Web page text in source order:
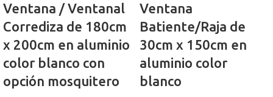
Ventana / Ventanal
Corrediza de 180cm
x 200cm en aluminio
color blanco con
opción mosquitero
Ventana
Batiente/Raja de
30cm x 150cm en
aluminio color
blanco